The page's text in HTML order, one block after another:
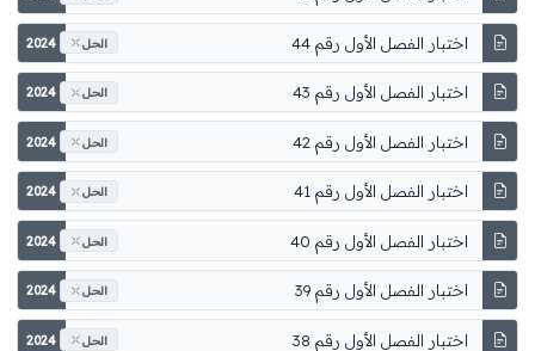
اختبار الفصل الأول رقم 44 2024 الحل
اختبار الفصل الأول رقم 43 2024 الحل
اختبار الفصل الأول رقم 42 2024 الحل
اختبار الفصل الأول رقم 41 2024 الحل
اختبار الفصل الأول رقم 40 2024 الحل
اختبار الفصل الأول رقم 39 2024 الحل
اختبار الفصل الأول رقم 38 2024 الحل